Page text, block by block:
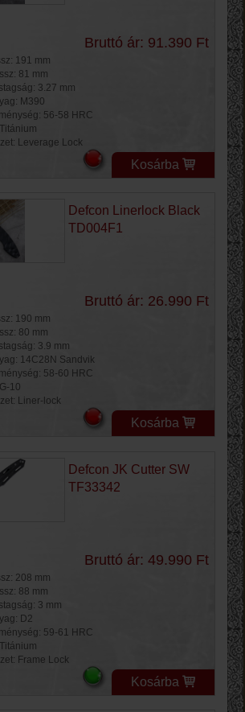
Bruttó ár: 91.390 Ft
191 mm
81 mm
3.27 mm
M390
56-58 HRC
Leverage Lock
Kosárba
Defcon Linerlock Black
TD004F1
Bruttó ár: 26.990 Ft
190 mm
80 mm
3.9 mm
14C28N Sandvik
58-60 HRC
10
Liner-lock
Kosárba
Defcon JK Cutter SW
TF33342
Bruttó ár: 49.990 Ft
208 mm
88 mm
3 mm
D2
59-61 HRC
Frame Lock
Kosárba